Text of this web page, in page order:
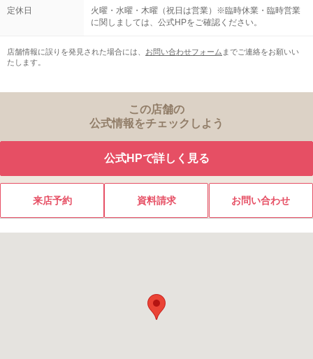
定休日
火曜・水曜・木曜（祝日は営業）※臨時休業・臨時営業
に関しましては、公式HPをご確認ください。
店舗情報に誤りを発見された場合には、 お問い合わせフォーム までご連絡をお願いい
たします。
この店舗の
公式情報をチェックしよう
公式HPで詳しく見る
来店予約 資料請求 お問い合わせ